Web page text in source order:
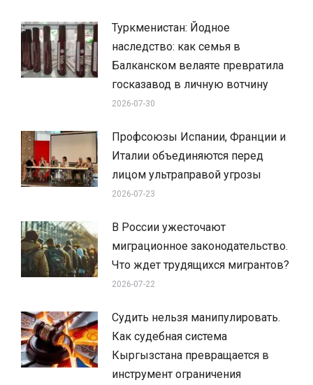
Туркменистан: Йодное
наследство: как семья в
Балканском велаяте превратила
госказавод в личную вотчину
2026-07-30
Профсоюзы Испании, Франции и
Италии объединяются перед
лицом ультраправой угрозы
2026-07-23
В России ужесточают
миграционное законодательство.
Что ждет трудящихся мигрантов?
2026-07-22
Судить нельзя манипулировать.
Как судебная система
Кыргызстана превращается в
инструмент ограничения